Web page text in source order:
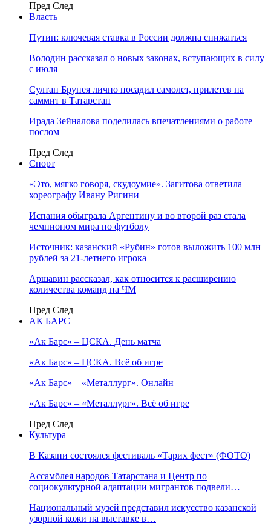
Пред След
Власть
Путин: ключевая ставка в России должна снижаться
Володин рассказал о новых законах, вступающих в силу
с июля
Султан Брунея лично посадил самолет, прилетев на
саммит в Татарстан
Ирада Зейналова поделилась впечатлениями о работе
послом
Пред След
Спорт
«Это, мягко говоря, скудоумие». Загитова ответила
хореографу Ивану Ригини
Испания обыграла Аргентину и во второй раз стала
чемпионом мира по футболу
Источник: казанский «Рубин» готов выложить 100 млн
рублей за 21-летнего игрока
Аршавин рассказал, как относится к расширению
количества команд на ЧМ
Пред След
АК БАРС
«Ак Барс» – ЦСКА. День матча
«Ак Барс» – ЦСКА. Всё об игре
«Ак Барс» – «Металлург». Онлайн
«Ак Барс» – «Металлург». Всё об игре
Пред След
Культура
В Казани состоялся фестиваль «Тарих фест» (ФОТО)
Ассамблея народов Татарстана и Центр по
социокультурной адаптации мигрантов подвели…
Национальный музей представил искусство казанской
узорной кожи на выставке в…